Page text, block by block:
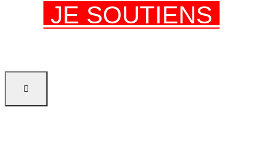
JE SOUTIENS